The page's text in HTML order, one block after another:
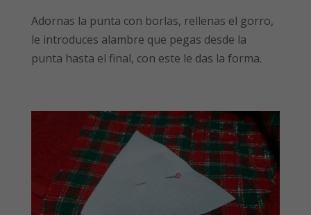
Adornas la punta con borlas, rellenas el gorro,
le introduces alambre que pegas desde la
punta hasta el final, con este le das la forma.